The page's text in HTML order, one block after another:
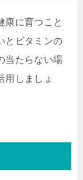
康に育つこと
とビタミンの
当たらない場
用しましょ